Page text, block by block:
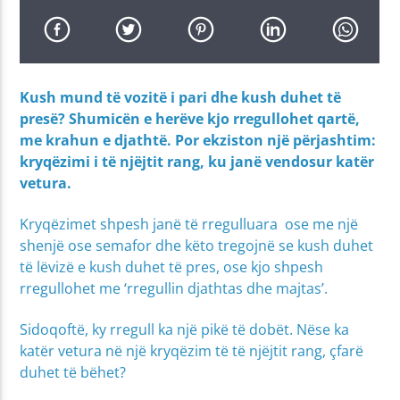
Kush mund të vozitë i pari dhe kush duhet të
presë? Shumicën e herëve kjo rregullohet qartë,
me krahun e djathtë. Por ekziston një përjashtim:
kryqëzimi i të njëjtit rang, ku janë vendosur katër
vetura.
Kryqëzimet shpesh janë të rregulluara ose me një
shenjë ose semafor dhe këto tregojnë se kush duhet
të lëvizë e kush duhet të pres, ose kjo shpesh
rregullohet me ‘rregullin djathtas dhe majtas’.
Sidoqoftë, ky rregull ka një pikë të dobët. Nëse ka
katër vetura në një kryqëzim të të njëjtit rang, çfarë
duhet të bëhet?